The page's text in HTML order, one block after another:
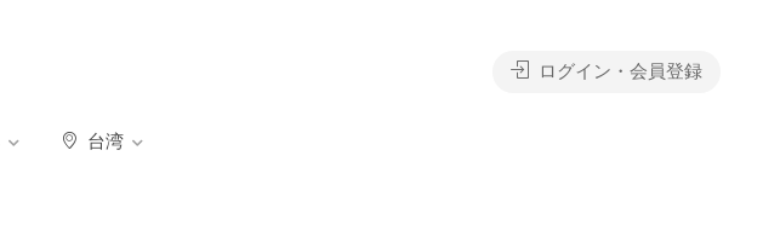
台湾
ログイン・会員登録